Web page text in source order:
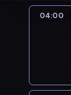
04:00